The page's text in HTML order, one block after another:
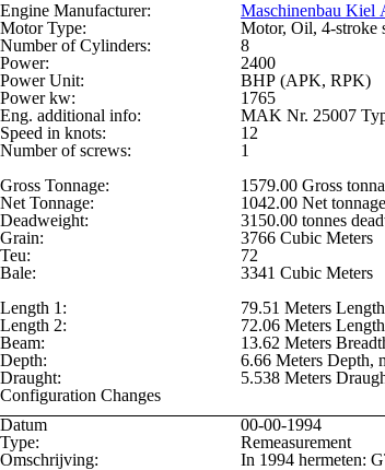
Engine Manufacturer:
Maschinenbau Kiel
Motor Type:
Motor, Oil, 4-stroke
Number of Cylinders:
8
Power:
2400
Power Unit:
BHP (APK, RPK)
Power kw:
1765
Eng. additional info:
MAK Nr. 25007
Speed in knots:
12
Number of screws:
1
Gross Tonnage:
1579.00 Gross
Net Tonnage:
1042.00 Net tonnage
Deadweight:
3150.00 tonnes
Grain:
3766 Cubic Meters
Teu:
72
Bale:
3341 Cubic Meters
Length 1:
79.51 Meters
Length 2:
72.06 Meters
Beam:
13.62 Meters
Depth:
6.66 Meters Depth,
Draught:
5.538 Meters
Configuration Changes
Datum
00-00-1994
Type:
Remeasurement
Omschrijving:
In 1994 hermeten: